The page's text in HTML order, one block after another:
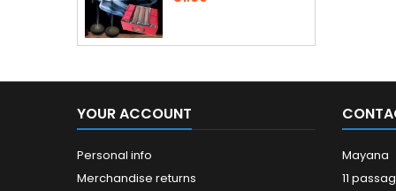
YOUR ACCOUNT
Personal info
Merchandise returns
Mayana
11